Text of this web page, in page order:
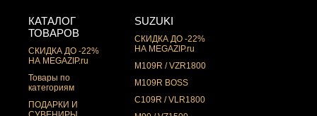
КАТАЛОГ
ТОВАРОВ
СКИДКА ДО -22%
НА MEGAZIP.ru
Товары по
категориям
ПОДАРКИ И
SUZUKI
СКИДКА ДО -22%
НА MEGAZIP.ru
M109R / VZR1800
M109R BOSS
C109R / VLR1800